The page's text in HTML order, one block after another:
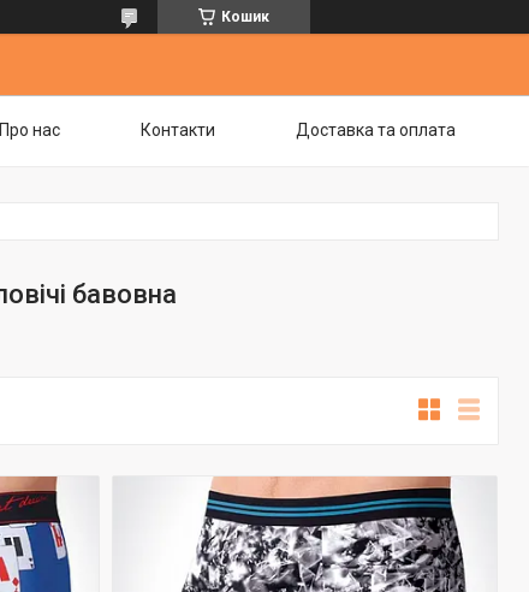
Кошик
Про нас Контакти Доставка та оплата
бавовна